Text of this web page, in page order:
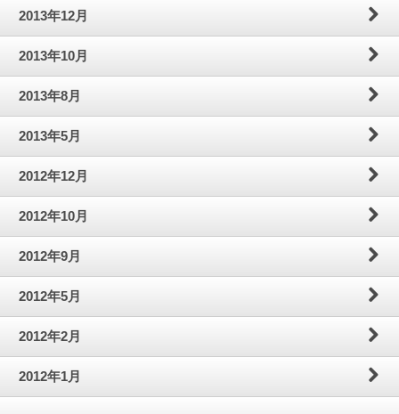
2013年12月
2013年10月
2013年8月
2013年5月
2012年12月
2012年10月
2012年9月
2012年5月
2012年2月
2012年1月